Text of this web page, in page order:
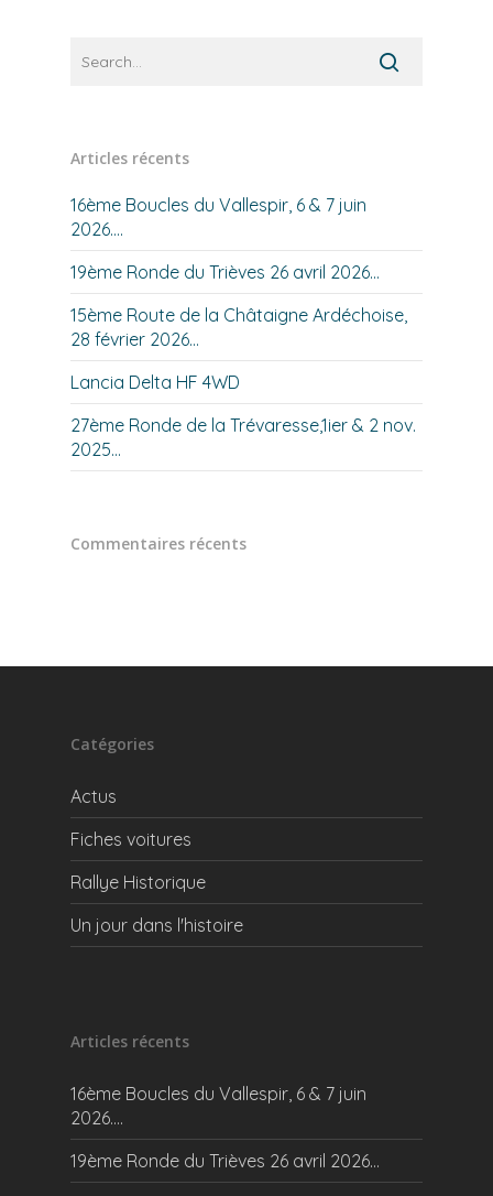
Articles récents
16ème Boucles du Vallespir, 6 & 7 juin
2026….
19ème Ronde du Trièves 26 avril 2026…
15ème Route de la Châtaigne Ardéchoise,
28 février 2026…
Lancia Delta HF 4WD
27ème Ronde de la Trévaresse,1ier & 2 nov.
2025…
Commentaires récents
Catégories
Actus
Fiches voitures
Rallye Historique
Un jour dans l'histoire
Articles récents
16ème Boucles du Vallespir, 6 & 7 juin
2026….
19ème Ronde du Trièves 26 avril 2026…